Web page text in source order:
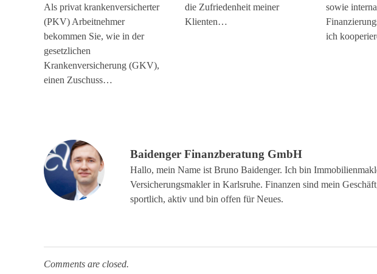
Als privat krankenversicherter
(PKV) Arbeitnehmer
bekommen Sie, wie in der
gesetzlichen
Krankenversicherung (GKV),
einen Zuschuss…
die Zufriedenheit meiner
Klienten…
sowie
ich
Baidenger Finanzberatung GmbH
Hallo, mein Name ist Bruno Baidenger. Ich bin
Versicherungsmakler in Karlsruhe. Finanzen sind mein
sportlich, aktiv und bin offen für Neues.
Comments are closed.